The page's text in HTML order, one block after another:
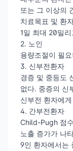
또는 그 이상의
치료목표 및 환
1일 최대 20밀
2. 노인
용량조절이 필
3. 신부전환자
경증 및 중등도
없다. 중증의 신
신부전 환자에
4. 간부전환자
Child-Pugh 점
노출 증가가 나
9인 환자에서는